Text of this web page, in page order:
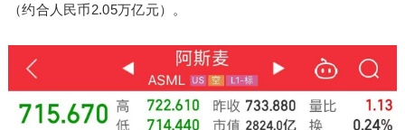
（约合人民币2.05万亿元）。